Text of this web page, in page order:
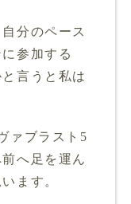
分のペース
参加する
言うと私は
ァブラスト5
へ足を運ん
ます。